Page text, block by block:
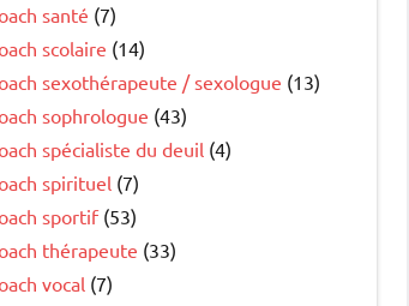
santé (7)
scolaire (14)
sexothérapeute / sexologue (13)
sophrologue (43)
spécialiste du deuil (4)
spirituel (7)
sportif(53)
thérapeute (33)
vocal (7)